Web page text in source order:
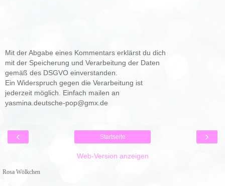
Mit der Abgabe eines Kommentars erklärst du dich
mit der Speicherung und Verarbeitung der Daten
gemäß des DSGVO einverstanden.
Ein Widerspruch gegen die Verarbeitung ist
jederzeit möglich. Einfach mailen an
yasmina.deutsche-pop@gmx.de
‹ ›
Startseite
Web-Version anzeigen
Rosa Wölkchen